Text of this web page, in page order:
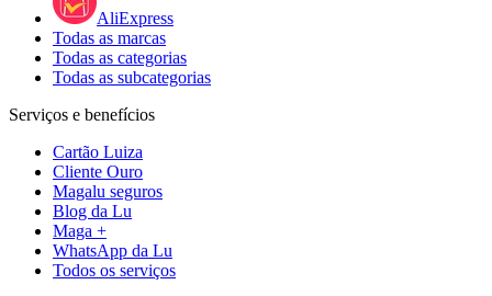
AliExpress
Todas as marcas
Todas as categorias
Todas as subcategorias
Serviços e benefícios
Cartão Luiza
Cliente Ouro
Magalu seguros
Blog da Lu
Maga +
WhatsApp da Lu
Todos os serviços